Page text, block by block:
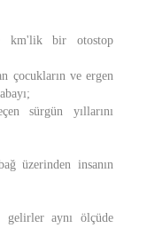
km'lik bir otostop
çocukların ve ergen
sürgün yıllarını
üzerinden insanın
gelirler aynı ölçüde